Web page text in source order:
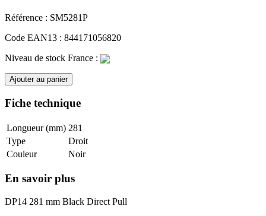
Référence : SM5281P
Code EAN13 : 844171056820
Niveau de stock France :
Ajouter au panier
Fiche technique
Longueur (mm) 281
Type
Droit
Couleur
Noir
En savoir plus
DP14 281 mm Black Direct Pull